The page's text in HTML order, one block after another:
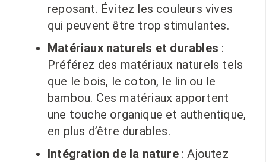
reposant. Évitez les couleurs vives
qui peuvent être trop stimulantes.
Matériaux naturels et durables :
Préférez des matériaux naturels tels
que le bois, le coton, le lin ou le
bambou. Ces matériaux apportent
une touche organique et authentique,
en plus d’être durables.
Intégration de la nature: Ajoutez